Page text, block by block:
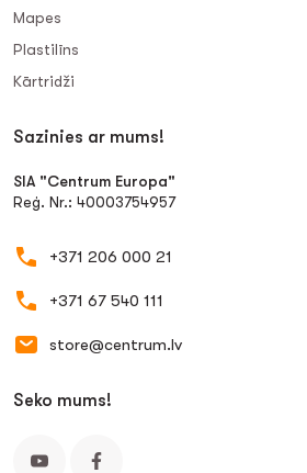
Mapes
Plastilīns
Kārtridži
Sazinies ar mums!
SIA "Centrum Europa"
Reģ. Nr.: 40003754957
+371 206 000 21
+371 67 540 111
store@centrum.lv
Seko mums!